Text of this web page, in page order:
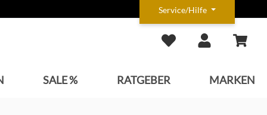
Service/Hilfe
SALE % RATGEBER MARKEN